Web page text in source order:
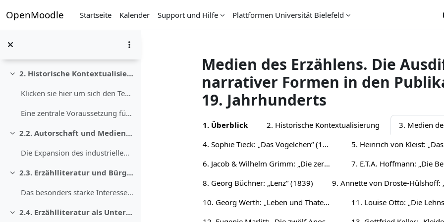
OpenMoodle Startseite Kalender Support und Hilfe Plattformen Universität Bielefeld
Text- und Medienfeld
Einklappen
2. Historische Kontextualisierung
Klicken sie hier um sich den Text vorlesen zu lass...
Eine zentrale Voraussetzung für die Entwicklung im...
Einklappen
2.2. Autorschaft und Medien im 19. Jahrhundert
Die Expansion des industriellen Kapitalismus verän...
Einklappen
2.3. Erzählliteratur und Bürgertum
Das besonders starke Interesse an Büchern – nicht ...
Einklappen
2.4. Erzählliteratur als Unterhaltungsmedium
Medien des Erzählens. Die
narrativer Formen in den
19. Jahrhunderts
Abschnittsübersicht
1. Überblick 2. Historische Kontextualisierung
3. Medien
4. Sophie Tieck: „Das Vögelchen“ (1802)
6. Jacob & Wilhelm Grimm: „Die zertanzten Schuhe“ (1815)
8. Georg Büchner: „Lenz“ (1839)
10. Georg Werth: „Leben und Thaten des berühmten Ritters Schnapphahnski“ (1848/49)